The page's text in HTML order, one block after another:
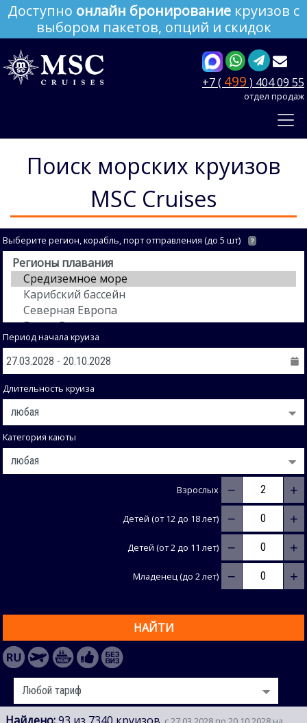
Доступно онлайн бронирование круизов с
выбором пакетов, опций и скидок
+7 ( 499 ) 404 09 55
отдел продаж
Поиск морских круизов
MSC Cruises
Выберите регион, корабль, порт отправления (до 5 шт) ?
Период начала круиза
Длительность круиза
Категория каюты
Взрослых − +
Детей (от 12 до 18 лет) − +
Детей (от 2 до 11 лет) − +
Младенец (до 2 лет) − +
НАЙТИ